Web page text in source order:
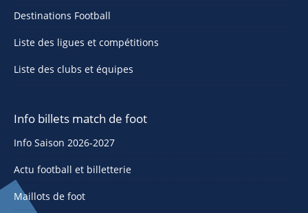
Destinations Football
Liste des ligues et compétitions
Liste des clubs et équipes
Info billets match de foot
Info Saison 2026-2027
Actu football et billetterie
Maillots de foot